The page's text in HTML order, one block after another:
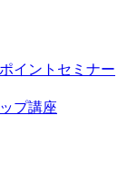
イントセミナー
プ講座